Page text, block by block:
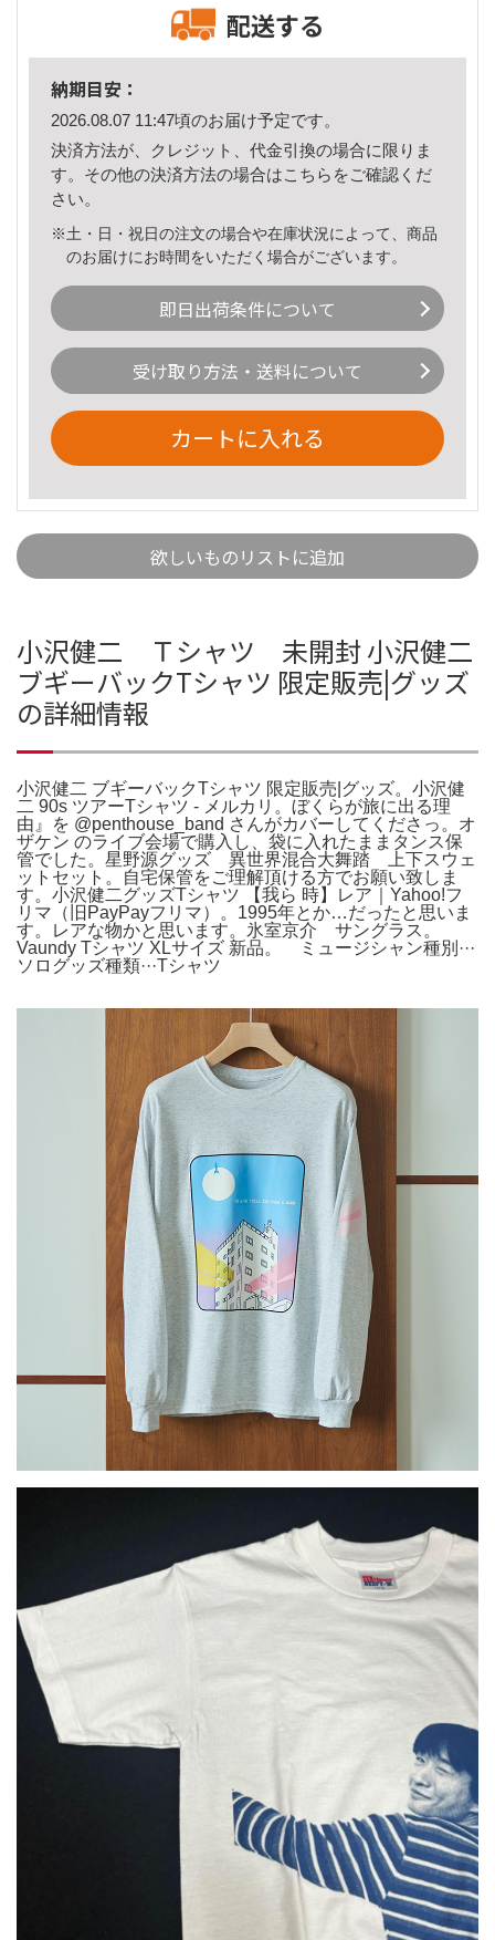
配送する
納期目安：
2026.08.07 11:47頃のお届け予定です。
決済方法が、クレジット、代金引換の場合に限りま
す。その他の決済方法の場合はこちら をご確認くだ
さい。
※土・日・祝日の注文の場合や在庫状況によって、商品
のお届けにお時間をいただく場合がございます。
即日出荷条件について
受け取り方法・送料について
カートに入れる
欲しいものリストに追加
小沢健二 Ｔシャツ 未開封 小沢健二
ブギーバックTシャツ 限定販売|グッズ
の詳細情報
小沢健二 ブギーバックTシャツ 限定販売|グッズ。小沢健
二 90s ツアーTシャツ - メルカリ。ぼくらが旅に出る理
由』を @penthouse_band さんがカバーしてくださっ。オ
ザケン のライブ会場で購入し、袋に入れたままタンス保
管でした。星野源グッズ 異世界混合大舞踏 上下スウェ
ットセット。自宅保管をご理解頂ける方でお願い致しま
す。小沢健二グッズTシャツ 【我ら 時】レア｜Yahoo!フ
リマ（旧PayPayフリマ）。1995年とか…だったと思いま
す。レアな物かと思います。氷室京介 サングラス。
Vaundy Tシャツ XLサイズ 新品。 ミュージシャン種別···
ソログッズ種類···Tシャツ